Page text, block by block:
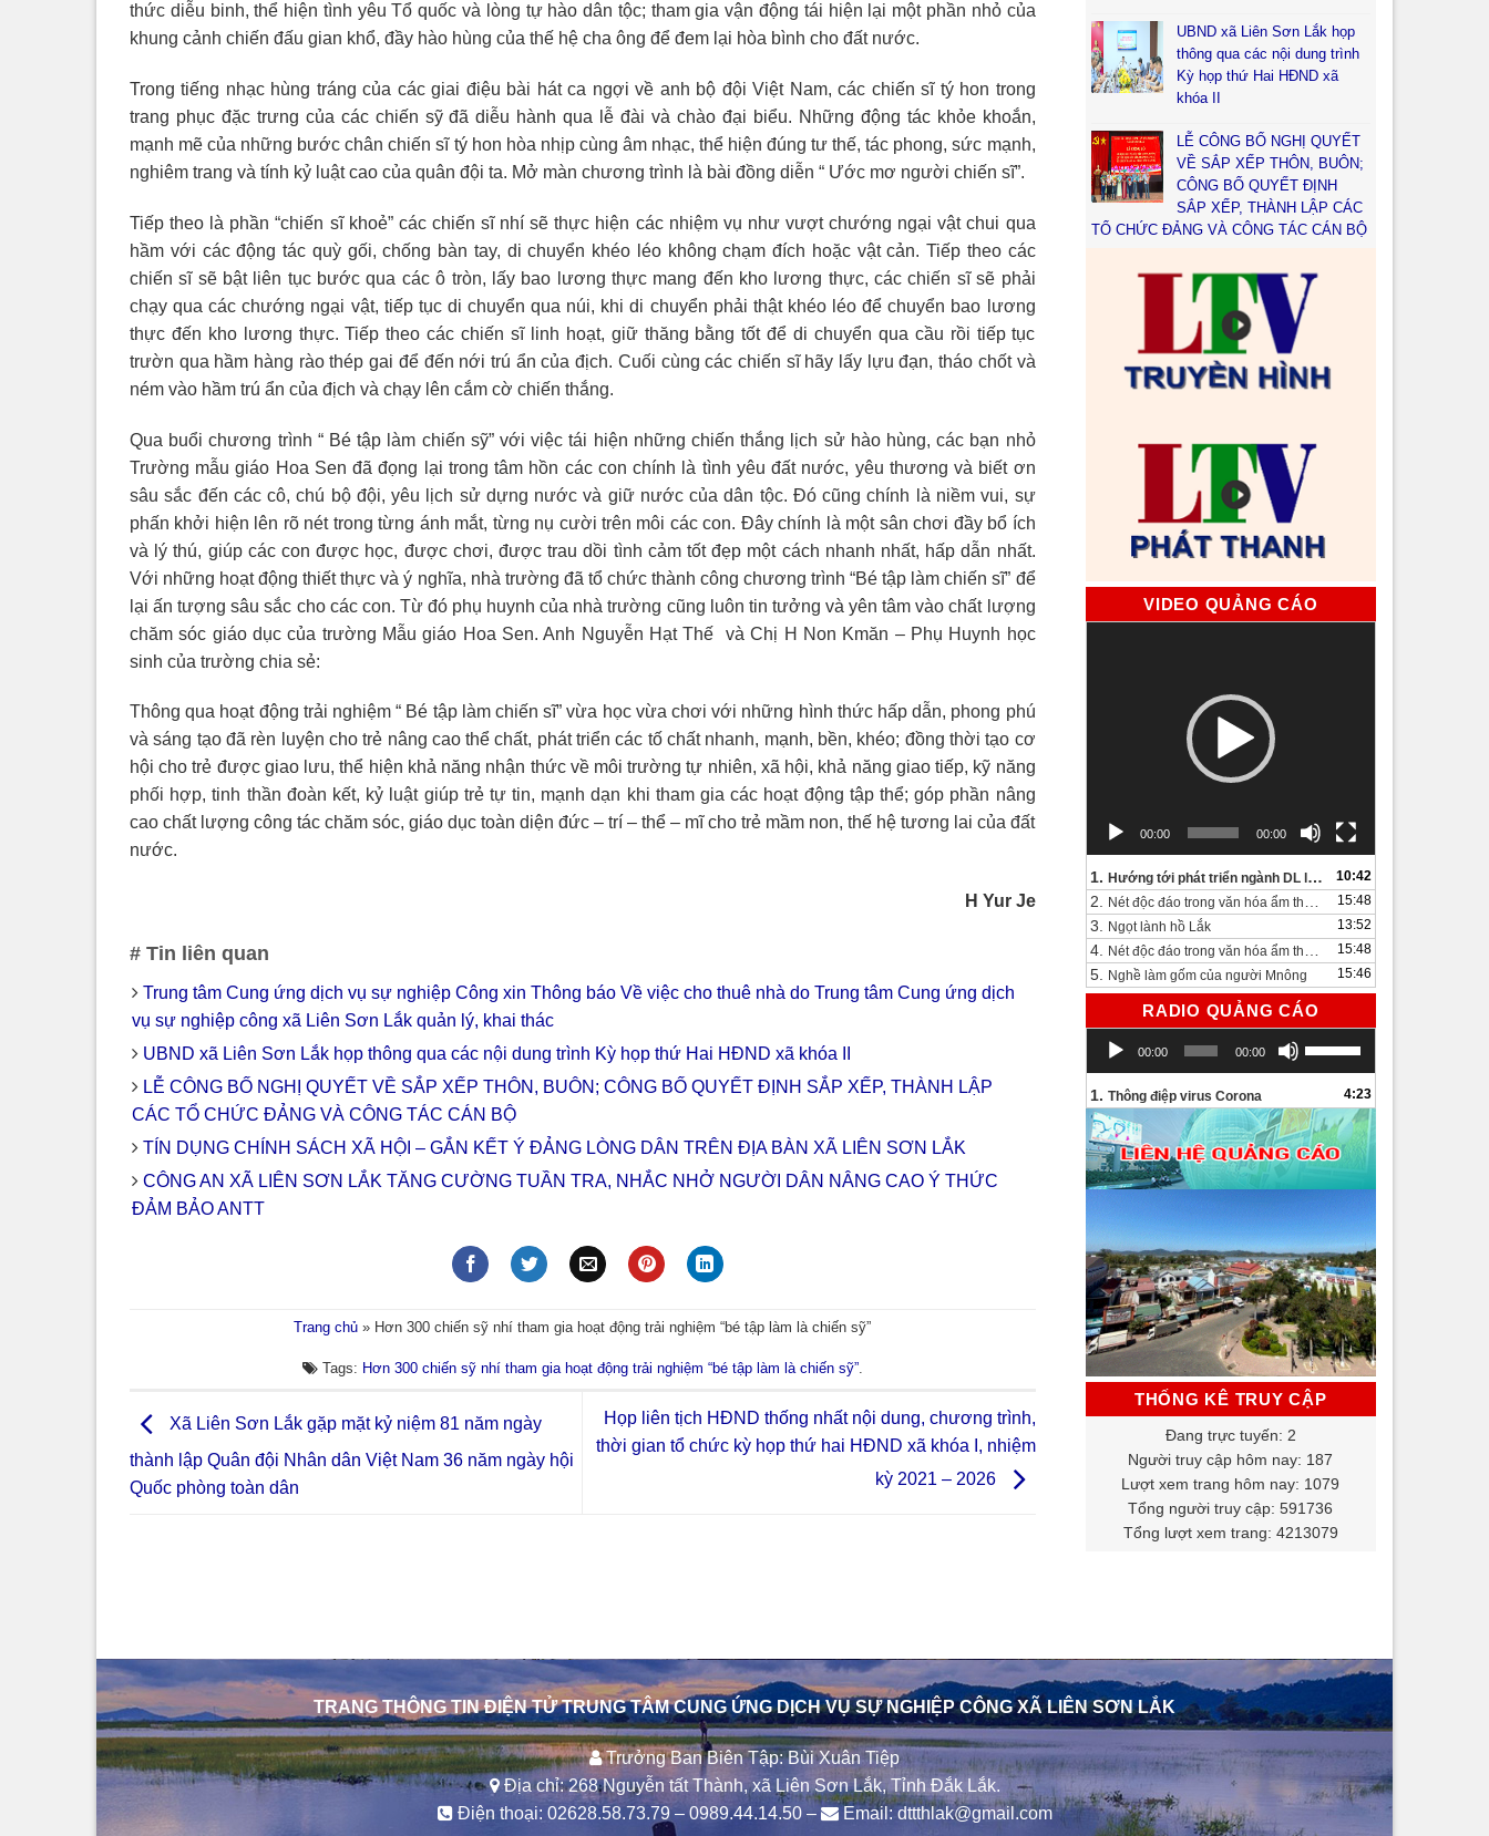
thức diễu binh, thể hiện tình yêu Tổ quốc và lòng tự hào dân tộc; tham gia vận động tái hiện lại một phần nhỏ của
khung cảnh chiến đấu gian khổ, đầy hào hùng của thế hệ cha ông để đem lại hòa bình cho đất nước.
Trong tiếng nhạc hùng tráng của các giai điệu bài hát ca ngợi về anh bộ đội Việt Nam, các chiến sĩ tý hon trong
trang phục đặc trưng của các chiến sỹ đã diễu hành qua lễ đài và chào đại biểu. Những động tác khỏe khoắn,
mạnh mẽ của những bước chân chiến sĩ tý hon hòa nhịp cùng âm nhạc, thể hiện đúng tư thế, tác phong, sức mạnh,
nghiêm trang và tính kỷ luật cao của quân đội ta. Mở màn chương trình là bài đồng diễn “ Ước mơ người chiến sĩ”.
Tiếp theo là phần “chiến sĩ khoẻ” các chiến sĩ nhí sẽ thực hiện các nhiệm vụ như vượt chướng ngại vật chui qua
hầm với các động tác quỳ gối, chống bàn tay, di chuyển khéo léo không chạm đích hoặc vật cản. Tiếp theo các
chiến sĩ sẽ bật liên tục bước qua các ô tròn, lấy bao lương thực mang đến kho lương thực, các chiến sĩ sẽ phải
chạy qua các chướng ngại vật, tiếp tục di chuyển qua núi, khi di chuyển phải thật khéo léo để chuyển bao lương
thực đến kho lương thực. Tiếp theo các chiến sĩ linh hoạt, giữ thăng bằng tốt để di chuyển qua cầu rồi tiếp tục
trườn qua hầm hàng rào thép gai để đến nới trú ẩn của địch. Cuối cùng các chiến sĩ hãy lấy lựu đạn, tháo chốt và
ném vào hầm trú ẩn của địch và chạy lên cắm cờ chiến thắng.
Qua buổi chương trình “ Bé tập làm chiến sỹ” với việc tái hiện những chiến thắng lịch sử hào hùng, các bạn nhỏ
Trường mẫu giáo Hoa Sen đã đọng lại trong tâm hồn các con chính là tình yêu đất nước, yêu thương và biết ơn
sâu sắc đến các cô, chú bộ đội, yêu lịch sử dựng nước và giữ nước của dân tộc. Đó cũng chính là niềm vui, sự
phấn khởi hiện lên rõ nét trong từng ánh mắt, từng nụ cười trên môi các con. Đây chính là một sân chơi đầy bổ ích
và lý thú, giúp các con được học, được chơi, được trau dồi tình cảm tốt đẹp một cách nhanh nhất, hấp dẫn nhất.
Với những hoạt động thiết thực và ý nghĩa, nhà trường đã tổ chức thành công chương trình “Bé tập làm chiến sĩ” để
lại ấn tượng sâu sắc cho các con. Từ đó phụ huynh của nhà trường cũng luôn tin tưởng và yên tâm vào chất lượng
chăm sóc giáo dục của trường Mẫu giáo Hoa Sen. Anh Nguyễn Hạt Thế và Chị H Non Kmăn – Phụ Huynh học
sinh của trường chia sẻ:
Thông qua hoạt động trải nghiệm “ Bé tập làm chiến sĩ” vừa học vừa chơi với những hình thức hấp dẫn, phong phú
và sáng tạo đã rèn luyện cho trẻ nâng cao thể chất, phát triển các tố chất nhanh, mạnh, bền, khéo; đồng thời tạo cơ
hội cho trẻ được giao lưu, thể hiện khả năng nhận thức về môi trường tự nhiên, xã hội, khả năng giao tiếp, kỹ năng
phối hợp, tinh thần đoàn kết, kỷ luật giúp trẻ tự tin, mạnh dạn khi tham gia các hoạt động tập thể; góp phần nâng
cao chất lượng công tác chăm sóc, giáo dục toàn diện đức – trí – thể – mĩ cho trẻ mầm non, thế hệ tương lai của đất
nước.
H Yur Je
# Tin liên quan
Trung tâm Cung ứng dịch vụ sự nghiệp Công xin Thông báo Về việc cho thuê nhà do Trung tâm Cung ứng dịch
vụ sự nghiệp công xã Liên Sơn Lắk quản lý, khai thác
UBND xã Liên Sơn Lắk họp thông qua các nội dung trình Kỳ họp thứ Hai HĐND xã khóa II
LỄ CÔNG BỐ NGHỊ QUYẾT VỀ SẮP XẾP THÔN, BUÔN; CÔNG BỐ QUYẾT ĐỊNH SẮP XẾP, THÀNH LẬP
CÁC TỔ CHỨC ĐẢNG VÀ CÔNG TÁC CÁN BỘ
TÍN DỤNG CHÍNH SÁCH XÃ HỘI – GẮN KẾT Ý ĐẢNG LÒNG DÂN TRÊN ĐỊA BÀN XÃ LIÊN SƠN LẮK
CÔNG AN XÃ LIÊN SƠN LẮK TĂNG CƯỜNG TUẦN TRA, NHẮC NHỞ NGƯỜI DÂN NÂNG CAO Ý THỨC
ĐẢM BẢO ANTT
Trang chủ » Hơn 300 chiến sỹ nhí tham gia hoạt động trải nghiệm “bé tập làm là chiến sỹ”
Tags: Hơn 300 chiến sỹ nhí tham gia hoạt động trải nghiệm “bé tập làm là chiến sỹ”.
Xã Liên Sơn Lắk gặp mặt kỷ niệm 81 năm ngày
thành lập Quân đội Nhân dân Việt Nam 36 năm ngày hội
Quốc phòng toàn dân
Họp liên tịch HĐND thống nhất nội dung, chương trình,
thời gian tổ chức kỳ họp thứ hai HĐND xã khóa I, nhiệm
kỳ 2021 – 2026
UBND xã Liên Sơn Lắk họp
thông qua các nội dung trình
Kỳ họp thứ Hai HĐND xã
khóa II
LỄ CÔNG BỐ NGHỊ QUYẾT
VỀ SẮP XẾP THÔN, BUÔN;
CÔNG BỐ QUYẾT ĐỊNH
SẮP XẾP, THÀNH LẬP CÁC
TỔ CHỨC ĐẢNG VÀ CÔNG TÁC CÁN BỘ
VIDEO QUẢNG CÁO
00:00 00:00
1. Hướng tới phát triển ngành DL lâu dài và bền vững 10:42
2. Nét độc đáo trong văn hóa ẩm thực bên bờ hồ Lắk. 15:48
3. Ngọt lành hồ Lắk 13:52
4. Nét độc đáo trong văn hóa ẩm thực bên bờ hồ Lắk 15:48
5. Nghề làm gốm của người Mnông 15:46
RADIO QUẢNG CÁO
Trình
chơi
00:00 00:00
phím
mũi
tên
Lên/Xuống
tăng
hoặc
giảm
âm
lượng.
1. Thông điệp virus Corona 4:23
THỐNG KÊ TRUY CẬP
Đang trực tuyến: 2
Người truy cập hôm nay: 187
Lượt xem trang hôm nay: 1079
Tổng người truy cập: 591736
Tổng lượt xem trang: 4213079
TRANG THÔNG TIN ĐIỆN TỬ TRUNG TÂM CUNG ỨNG DỊCH VỤ SỰ NGHIỆP CÔNG XÃ LIÊN SƠN LẮK
Trưởng Ban Biên Tập: Bùi Xuân Tiệp
Địa chỉ: 268 Nguyễn tất Thành, xã Liên Sơn Lắk, Tỉnh Đắk Lắk.
Điện thoại: 02628.58.73.79– 0989.44.14.50– Email:dttthlak@gmail.com